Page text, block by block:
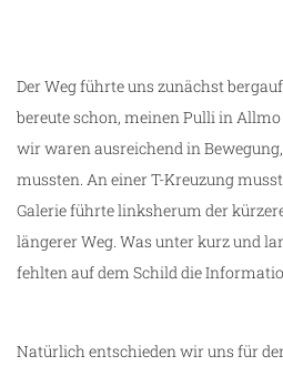
Der Weg führte uns zunächst
bereute schon, meinen Pulli in Allmo
wir waren ausreichend in
mussten. An einer T-Kreuzung
Galerie führte linksherum der
längerer Weg. Was unter kurz und
fehlten auf dem Schild die
Natürlich entschieden wir uns für